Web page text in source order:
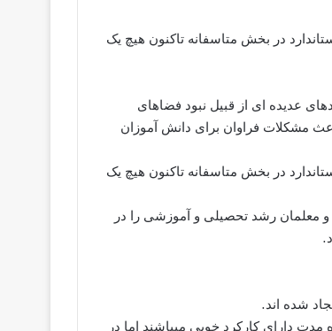
در بخش متاسفانه تاکنون هیچ یک
عدیده ای از قبیل نبود فضاهای
مشکلات فراوان برای دانش آموزان
در بخش متاسفانه تاکنون هیچ یک
و معلمان رشد تحصیلی و آموزشی را در
دارای کارکرد خوبی میباشند اما در